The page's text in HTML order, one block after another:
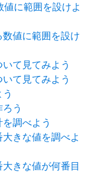
に範囲を設けよ
値に範囲を設け
て見てみよう
て見てみよう
う
調べよう
きな値を調べよ
きな値が何番目